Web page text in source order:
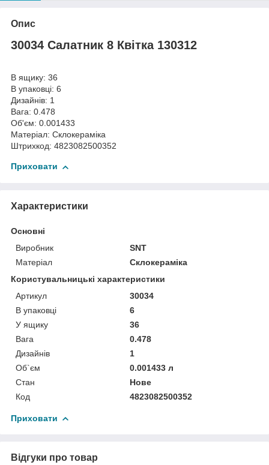
Опис
30034 Салатник 8 Квітка 130312
В ящику: 36
В упаковці: 6
Дизайнів: 1
Вага: 0.478
Об'єм: 0.001433
Матеріал: Склокераміка
Штрихкод: 4823082500352
Приховати
Характеристики
Основні
Виробник
SNT
Матеріал
Склокераміка
Користувальницькі характеристики
Артикул
30034
В упаковці
6
У ящику
36
Вага
0.478
Дизайнів
1
Об`єм
0.001433 л
Стан
Нове
Код
4823082500352
Приховати
Відгуки про товар